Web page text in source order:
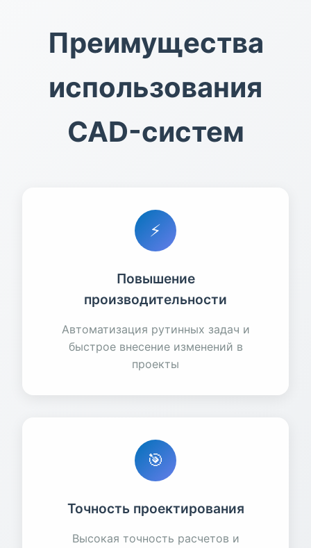
Преимущества
использования
CAD-систем
⚡
Повышение
производительности
Автоматизация рутинных задач и
быстрое внесение изменений в
проекты
🎯
Точность проектирования
Высокая точность расчетов и